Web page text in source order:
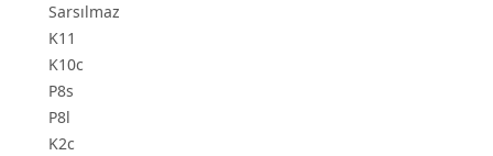
Sarsılmaz
K11
K10c
P8s
P8l
K2c